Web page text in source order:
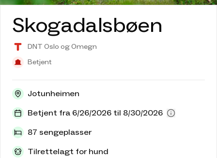
Skogadalsbøen
DNT Oslo og Omegn
Betjent
Jotunheimen
Betjent fra 6/26/2026 til 8/30/2026
87 sengeplasser
Tilrettelagt for hund